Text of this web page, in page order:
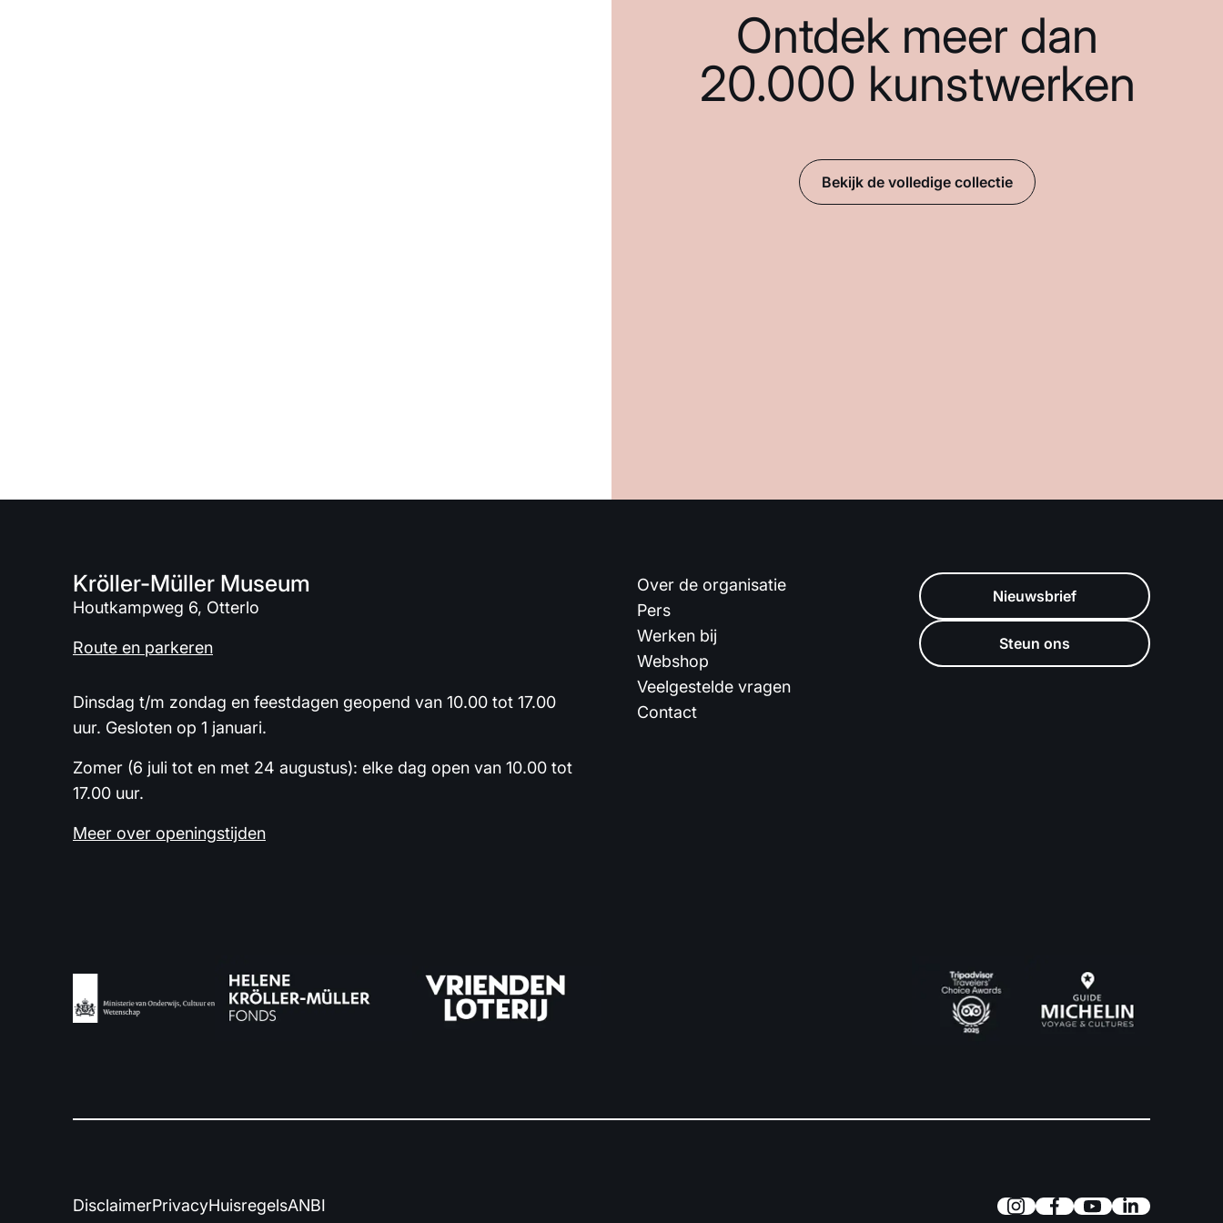
Ontdek meer dan
20.000 kunstwerken
Bekijk de volledige collectie
Kröller-Müller Museum
Houtkampweg 6, Otterlo
Route en parkeren
Dinsdag t/m zondag en feestdagen geopend van 10.00 tot 17.00
uur. Gesloten op 1 januari.
Zomer (6 juli tot en met 24 augustus): elke dag open van 10.00 tot
17.00 uur.
Meer over openingstijden
Over de organisatie
Pers
Werken bij
Webshop
Veelgestelde vragen
Contact
Nieuwsbrief
Steun ons
DisclaimerPrivacyHuisregelsANBI